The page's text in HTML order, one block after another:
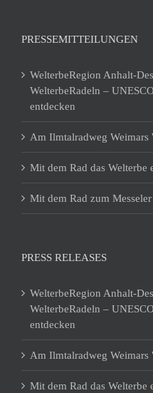
PRESSEMITTEILUNGEN
WelterbeRegion Anhalt-
WelterbeRadeln –
entdecken
Am Ilmtalradweg Weimars
Mit dem Rad das Welterbe
Mit dem Rad zum
PRESS RELEASES
WelterbeRegion Anhalt-
WelterbeRadeln –
entdecken
Am Ilmtalradweg Weimars
Mit dem Rad das Welterbe